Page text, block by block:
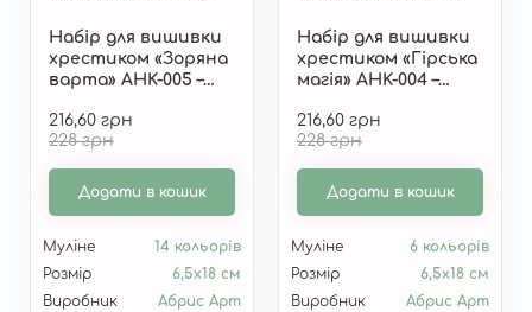
Набір для вишивки
хрестиком «Зоряна
варта» AHK-005 –
закладка для книги
від Абрис Арт
216,60 грн
228 грн
Додати в кошик
Муліне
14 кольорів
Розмір
6,5х18 см
Виробник
Абрис Арт
Набір для вишивки
хрестиком «Гірська
магія» AHK-004 –
закладка для книги
від Абрис Арт
216,60 грн
228 грн
Додати в кошик
Муліне
6 кольорів
Розмір
6,5х18 см
Виробник
Абрис Арт